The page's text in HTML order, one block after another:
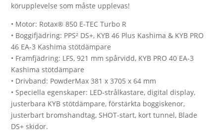
körupplevelse som måste upplevas!
• Motor: Rotax® 850 E-TEC Turbo R
• Boggifjädring: PPS² DS+, KYB 46 Plus Kashima & KYB PRO
46 EA-3 Kashima stötdämpare
• Framfjädring: LFS, 921 mm spårvidd, KYB PRO 40 EA-3
Kashima stötdämpare
• Drivband: PowderMax 381 x 3705 x 64 mm
• Speciella egenskaper: LED-strålkastare, digital display,
justerbara KYB stötdämpare, förstärkta boggiskenor,
justerbart bromshandtag, SHOT-start, kort tunnel, Blade
DS+ skidor.